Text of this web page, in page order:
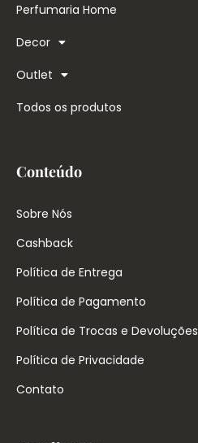
Perfumaria Home
Decor
Outlet
Todos os produtos
Conteúdo
Sobre Nós
Cashback
Política de Entrega
Política de Pagamento
Política de Trocas e Devoluções
Política de Privacidade
Contato